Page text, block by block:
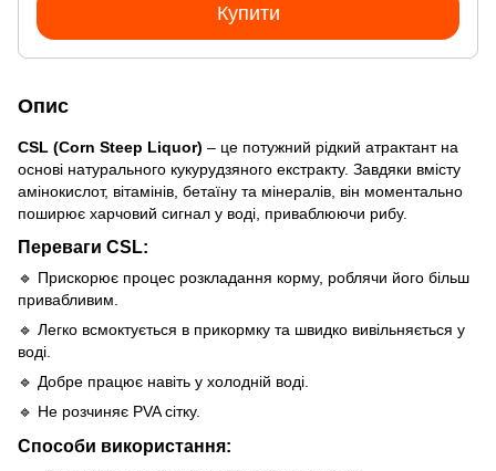
Купити
Опис
CSL (Corn Steep Liquor) – це потужний рідкий атрактант на
основі натурального кукурудзяного екстракту. Завдяки вмісту
амінокислот, вітамінів, бетаїну та мінералів, він моментально
поширює харчовий сигнал у воді, приваблюючи рибу.
Переваги CSL:
🔹 Прискорює процес розкладання корму, роблячи його більш
привабливим.
🔹 Легко всмоктується в прикормку та швидко вивільняється у
воді.
🔹 Добре працює навіть у холодній воді.
🔹 Не розчиняє PVA сітку.
Способи використання: